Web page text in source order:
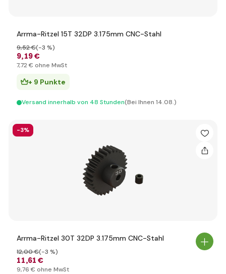
Arrma-Ritzel 15T 32DP 3.175mm CNC-Stahl
9,19 €
9,52 €(-3 %)
7,72 € ohne MwSt
+ 9 Punkte
Versand innerhalb von 48 Stunden(Bei Ihnen 14.08.)
-3%
Arrma-Ritzel 30T 32DP 3.175mm CNC-Stahl
11,61 €
12,00 €(-3 %)
9,76 € ohne MwSt